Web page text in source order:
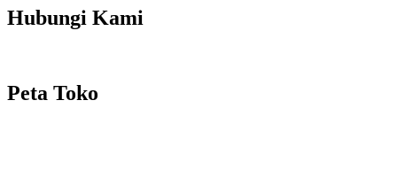
Hubungi Kami
Peta Toko